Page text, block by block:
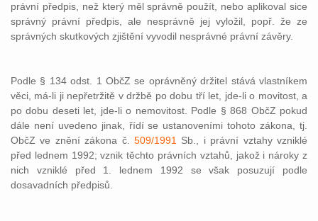
právní předpis, než který měl správně použít, nebo aplikoval sice
správný právní předpis, ale nesprávně jej vyložil, popř. že ze
správných skutkových zjištění vyvodil nesprávné právní závěry.
Podle § 134 odst. 1 ObčZ se oprávněný držitel stává vlastníkem
věci, má-li ji nepřetržitě v držbě po dobu tří let, jde-li o movitost, a
po dobu deseti let, jde-li o nemovitost. Podle § 868 ObčZ pokud
dále není uvedeno jinak, řídí se ustanoveními tohoto zákona, tj.
ObčZ ve znění zákona č. 509/1991
Sb., i právní vztahy vzniklé
před lednem 1992; vznik těchto právních vztahů, jakož i nároky z
nich vzniklé před 1. lednem 1992 se však posuzují podle
dosavadních předpisů.